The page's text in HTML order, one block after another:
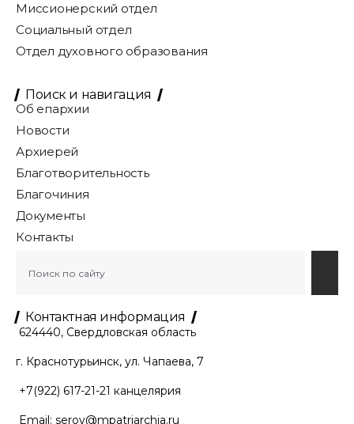
Миссионерский отдел
Социальный отдел
Отдел духовного образования
Поиск и навигация
Об епархии
Новости
Архиерей
Благотворительность
Благочиния
Документы
Контакты
Контактная информация
624440, Свердловская область
г. Краснотурьинск, ул. Чапаева, 7
+7(922) 617-21-21 канцелярия
Email: serov@mpatriarchia.ru